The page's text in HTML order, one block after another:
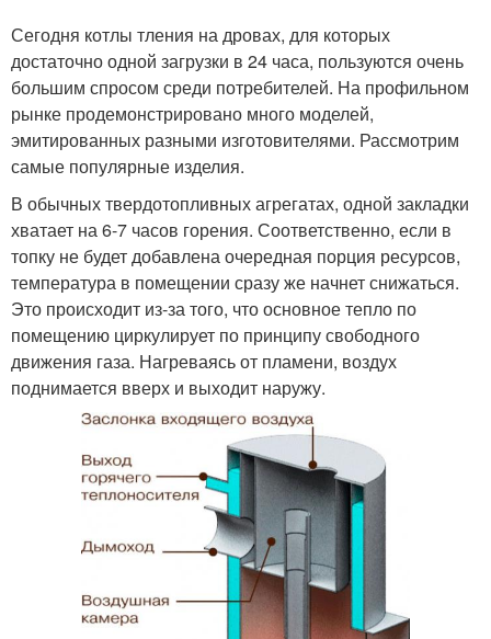
Сегодня котлы тления на дровах, для которых
достаточно одной загрузки в 24 часа, пользуются очень
большим спросом среди потребителей. На профильном
рынке продемонстрировано много моделей,
эмитированных разными изготовителями. Рассмотрим
самые популярные изделия.
В обычных твердотопливных агрегатах, одной закладки
хватает на 6-7 часов горения. Соответственно, если в
топку не будет добавлена очередная порция ресурсов,
температура в помещении сразу же начнет снижаться.
Это происходит из-за того, что основное тепло по
помещению циркулирует по принципу свободного
движения газа. Нагреваясь от пламени, воздух
поднимается вверх и выходит наружу.